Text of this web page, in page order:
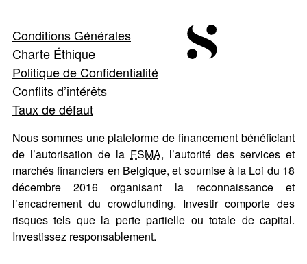
Conditions Générales
Charte Éthique
Politique de Confidentialité
Conflits d’intérêts
Taux de défaut
Nous sommes une plateforme de financement bénéficiant
de l’autorisation de la FSMA, l’autorité des services et
marchés financiers en Belgique, et soumise à la Loi du 18
décembre 2016 organisant la reconnaissance et
l’encadrement du crowdfunding. Investir comporte des
risques tels que la perte partielle ou totale de capital.
Investissez responsablement.